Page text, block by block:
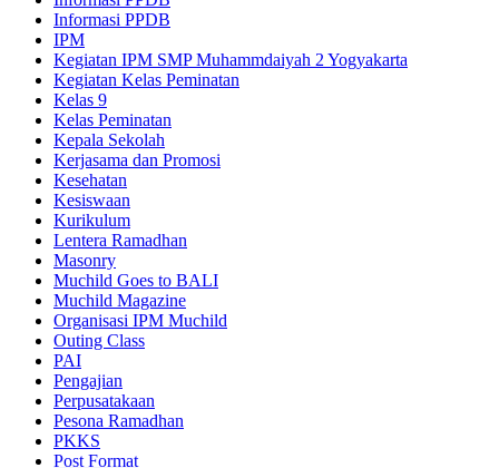
Informasi PPDB
IPM
Kegiatan IPM SMP Muhammdaiyah 2 Yogyakarta
Kegiatan Kelas Peminatan
Kelas 9
Kelas Peminatan
Kepala Sekolah
Kerjasama dan Promosi
Kesehatan
Kesiswaan
Kurikulum
Lentera Ramadhan
Masonry
Muchild Goes to BALI
Muchild Magazine
Organisasi IPM Muchild
Outing Class
PAI
Pengajian
Perpusatakaan
Pesona Ramadhan
PKKS
Post Format